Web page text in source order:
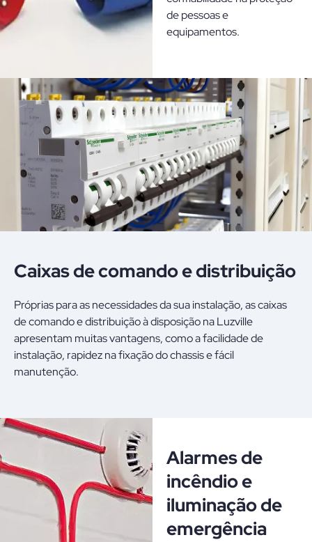
de pessoas e
equipamentos.
Caixas de comando e distribuição
Próprias para as necessidades da sua instalação, as caixas
de comando e distribuição à disposição na Luzville
apresentam muitas vantagens, como a facilidade de
instalação, rapidez na fixação do chassis e fácil
manutenção.
Alarmes de
incêndio e
iluminação de
emergência